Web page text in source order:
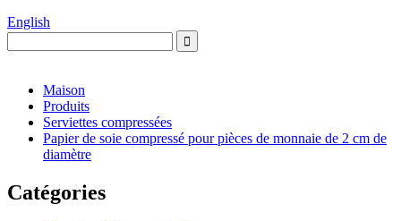
English
Maison
Produits
Serviettes compressées
Papier de soie compressé pour pièces de monnaie de 2 cm de
diamètre
Catégories